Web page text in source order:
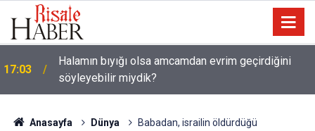
16:05
Güneş Tutulması 12 Ağustos'ta: Türkiye'den
görülecek mi?
Anasayfa Dünya
Babadan, israilin öldürdüğü